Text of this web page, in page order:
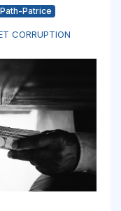
Patrice
CORRUPTION